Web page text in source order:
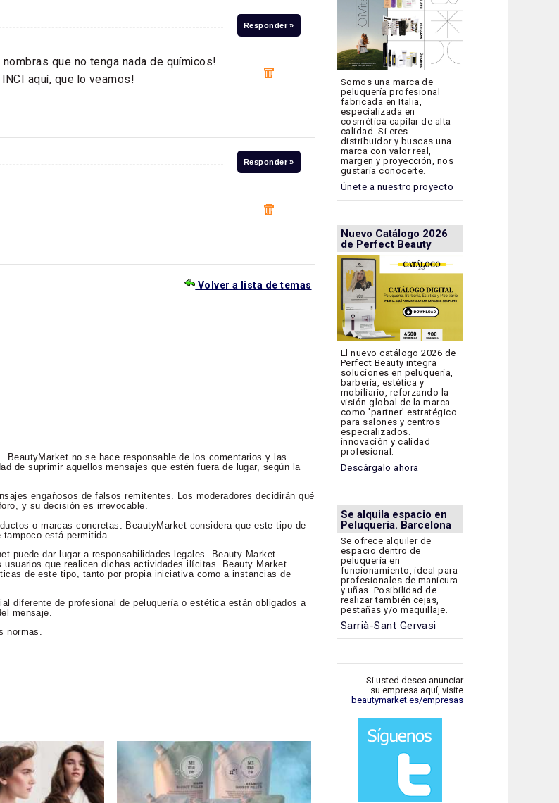
que no tenga nada de químicos!
aquí, que lo veamos!
Responder »
Responder »
Volver a lista de temas
no se hace responsable de los comentarios y las
de suprimir aquellos mensajes que estén fuera de lugar, según la
engañosos de falsos remitentes. Los moderadores decidirán qué
y su decisión es irrevocable.
o marcas concretas. BeautyMarket considera que este tipo de
está permitida.
puede dar lugar a responsabilidades legales. Beauty Market
que realicen dichas actividades ilícitas. Beauty Market
de este tipo, tanto por propia iniciativa como a instancias de
diferente de profesional de peluquería o estética están obligados a
mensaje.
normas.
Somos una marca de
peluquería profesional
fabricada en Italia,
especializada en
cosmética capilar de alta
calidad. Si eres
distribuidor y buscas una
marca con valor real,
margen y proyección, nos
gustaría conocerte.
Únete a nuestro proyecto
Nuevo Catálogo 2026
de Perfect Beauty
El nuevo catálogo 2026 de
Perfect Beauty integra
soluciones en peluquería,
barbería, estética y
mobiliario, reforzando la
visión global de la marca
como 'partner' estratégico
para salones y centros
especializados.
innovación y calidad
profesional.
Descárgalo ahora
Se alquila espacio en
Peluquería. Barcelona
Se ofrece alquiler de
espacio dentro de
peluquería en
funcionamiento, ideal para
profesionales de manicura
y uñas. Posibilidad de
realizar también cejas,
pestañas y/o maquillaje.
Sarrià-Sant Gervasi
Si usted desea anunciar
su empresa aquí, visite
beautymarket.es/empresas